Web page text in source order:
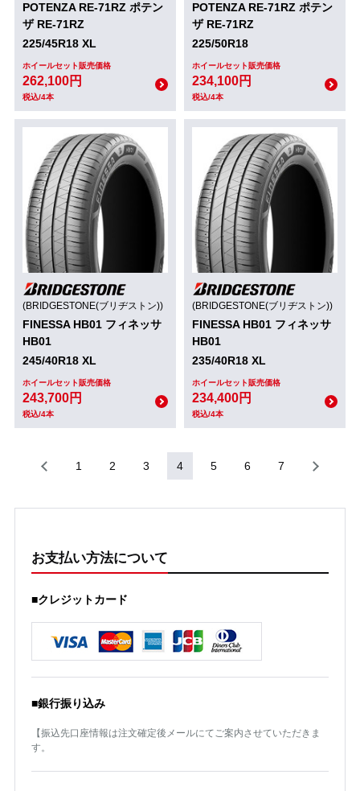
POTENZA RE-71RZ ポテン
ザ RE-71RZ
225/45R18 XL
ホイールセット販売価格
262,100円
税込/4本
POTENZA RE-71RZ ポテン
ザ RE-71RZ
225/50R18
ホイールセット販売価格
234,100円
税込/4本
(BRIDGESTONE(ブリヂストン))
FINESSA HB01 フィネッサ
HB01
245/40R18 XL
ホイールセット販売価格
243,700円
税込/4本
(BRIDGESTONE(ブリヂストン))
FINESSA HB01 フィネッサ
HB01
235/40R18 XL
ホイールセット販売価格
234,400円
税込/4本
1 2 3 4 5 6 7
お支払い方法について
■クレジットカード
■銀行振り込み
【振込先口座情報は注文確定後メールにてご案内させていただきま
す。